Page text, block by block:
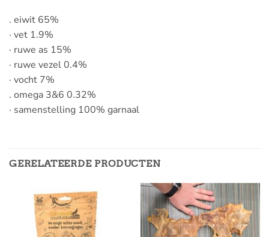
. eiwit 65%
· vet 1.9%
· ruwe as 15%
· ruwe vezel 0.4%
· vocht 7%
. omega 3&6 0.32%
· samenstelling 100% garnaal
GERELATEERDE PRODUCTEN